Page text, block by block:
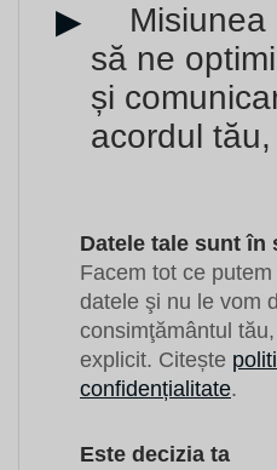
Misiunea
să ne
și
acordul
Datele tale sunt în
Facem tot ce
datele şi nu le vom
consimţământul
explicit. Citește
confidențialitate.
Este decizia ta